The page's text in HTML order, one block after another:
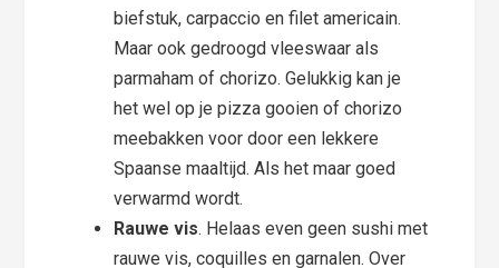
biefstuk, carpaccio en filet americain.
Maar ook gedroogd vleeswaar als
parmaham of chorizo. Gelukkig kan je
het wel op je pizza gooien of chorizo
meebakken voor door een lekkere
Spaanse maaltijd. Als het maar goed
verwarmd wordt.
Rauwe vis. Helaas even geen sushi met
rauwe vis, coquilles en garnalen. Over